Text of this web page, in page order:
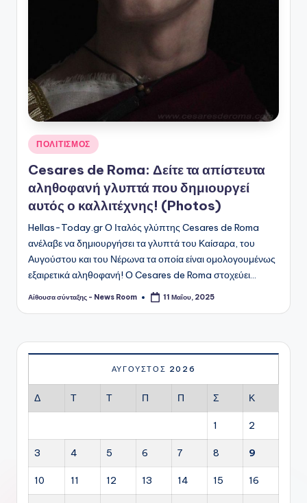
Αναρτήθηκε
σε
ΠΟΛΙΤΙΣΜΟΣ
Cesares de Roma: Δείτε τα απίστευτα
αληθοφανή γλυπτά που δημιουργεί
αυτός ο καλλιτέχνης! (Photos)
Hellas-Today.gr Ο Ιταλός γλύπτης Cesares de Roma
ανέλαβε να δημιουργήσει τα γλυπτά του Καίσαρα, του
Αυγούστου και του Νέρωνα τα οποία είναι ομολογουμένως
εξαιρετικά αληθοφανή! Ο Cesares de Roma στοχεύει…
Συγγραφέας:
Αίθουσα σύνταξης - News Room 11 Μαΐου, 2025
ΑΎΓΟΥΣΤΟΣ 2026
Δ Τ Τ Π Π Σ Κ
1 2
3 4 5 6 7 8 9
10 11 12 13 14 15 16